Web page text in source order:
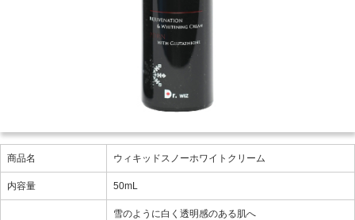
商品名 ウィキッドスノーホワイトクリーム
内容量 50mL
雪のように白く透明感のある肌へ